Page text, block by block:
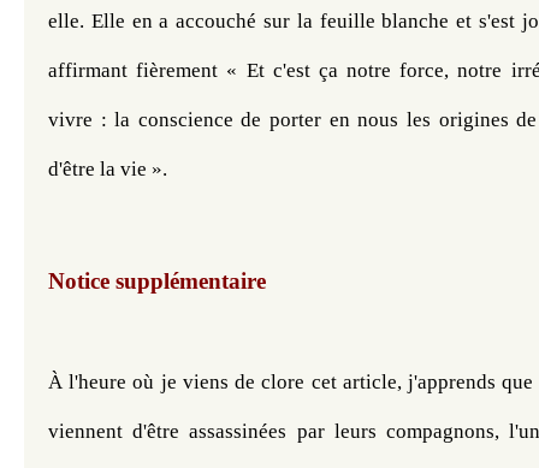
elle. Elle en a accouché sur la feuille blanche et s'est
affirmant fièrement « Et c'est ça notre force, notre
vivre : la conscience de porter en nous les origines
d'être la vie ».
Notice supplémentaire
À l'heure où je viens de clore cet article, j'apprends que
viennent d'être assassinées par leurs compagnons,